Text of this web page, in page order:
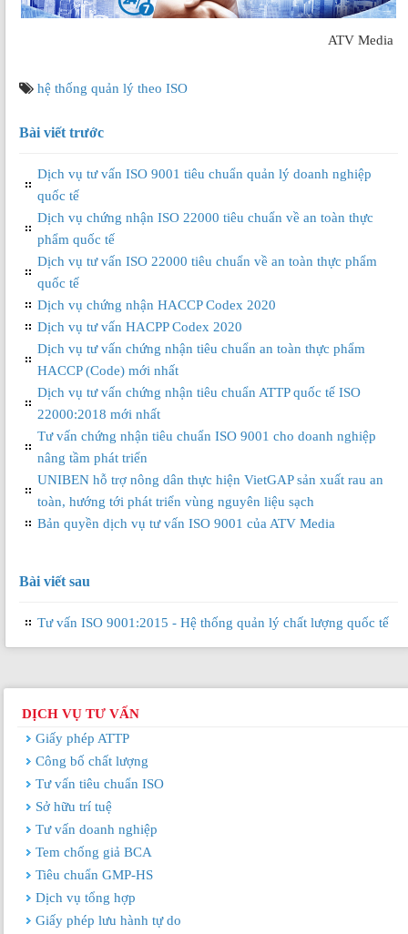
ATV Media
hệ thống quản lý theo ISO
Bài viết trước
Dịch vụ tư vấn ISO 9001 tiêu chuẩn quản lý doanh nghiệp
quốc tế
Dịch vụ chứng nhận ISO 22000 tiêu chuẩn về an toàn thực
phẩm quốc tế
Dịch vụ tư vấn ISO 22000 tiêu chuẩn về an toàn thực phẩm
quốc tế
Dịch vụ chứng nhận HACCP Codex 2020
Dịch vụ tư vấn HACPP Codex 2020
Dịch vụ tư vấn chứng nhận tiêu chuẩn an toàn thực phẩm
HACCP (Code) mới nhất
Dịch vụ tư vấn chứng nhận tiêu chuẩn ATTP quốc tế ISO
22000:2018 mới nhất
Tư vấn chứng nhận tiêu chuẩn ISO 9001 cho doanh nghiệp
nâng tầm phát triển
UNIBEN hỗ trợ nông dân thực hiện VietGAP sản xuất rau an
toàn, hướng tới phát triển vùng nguyên liệu sạch
Bản quyền dịch vụ tư vấn ISO 9001 của ATV Media
Bài viết sau
Tư vấn ISO 9001:2015 - Hệ thống quản lý chất lượng quốc tế
DỊCH VỤ TƯ VẤN
Giấy phép ATTP
Công bố chất lượng
Tư vấn tiêu chuẩn ISO
Sở hữu trí tuệ
Tư vấn doanh nghiệp
Tem chống giả BCA
Tiêu chuẩn GMP-HS
Dịch vụ tổng hợp
Giấy phép lưu hành tự do